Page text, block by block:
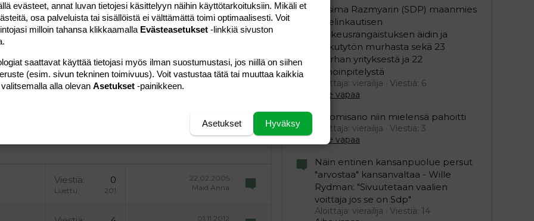
editoriin… lista
Järjestämätön lista
Suurenna sisennystä
sisennystä
vasemmalle
oikealle
text
Paragraph format
1
2
3
Lisää hyperlinkki
Lisää kuva
Laajennettuun editoriin…KumoaLaajennettuun editoriin…
Esikatsele
koodispoiler
line
Viestiä 0
Luettu 201
22.02.2005
Maid Anna
01.11.2012
Nasima Razmyarin (SDP) maanmies
sai elinkautisen
vankeusrangaistuksen äidin ja
pikkutytön murhasta sekä 23
murhan yrityksestä ja 22
pahoinpitelystä
Aloittaja: vierailija
Viestiä: 6
Aihe vapaa
Ylikomisario niin mielensä pahoitti
Aloittaja: vierailija
Viestiä: 3
Aihe vapaa
Näin entinen kansanpuolue persut
"arvostaa" kansanvaltaa - Wille
Rydman: "Sivuutetaan vaalien
voittaja jos se on Sdp"
Aloittaja: vierailija
Viestiä: 14
evästeet, annat luvan tietojesi käsittelyyn näihin käyttötarkoituksiin. Mikäli et
osa palveluista tai sisällöistä ei välttämättä toimi optimaalisesti. Voit
milloin tahansa klikkaamalla Evästeasetukset -linkkiä sivuston
saattavat käyttää tietojasi myös ilman suostumustasi, jos niillä on siihen
(esim. sivun tekninen toimivuus). Voit vastustaa tätä tai muuttaa kaikkia
alla olevan Asetukset -painikkeen.
Hyväksy
Asetukset